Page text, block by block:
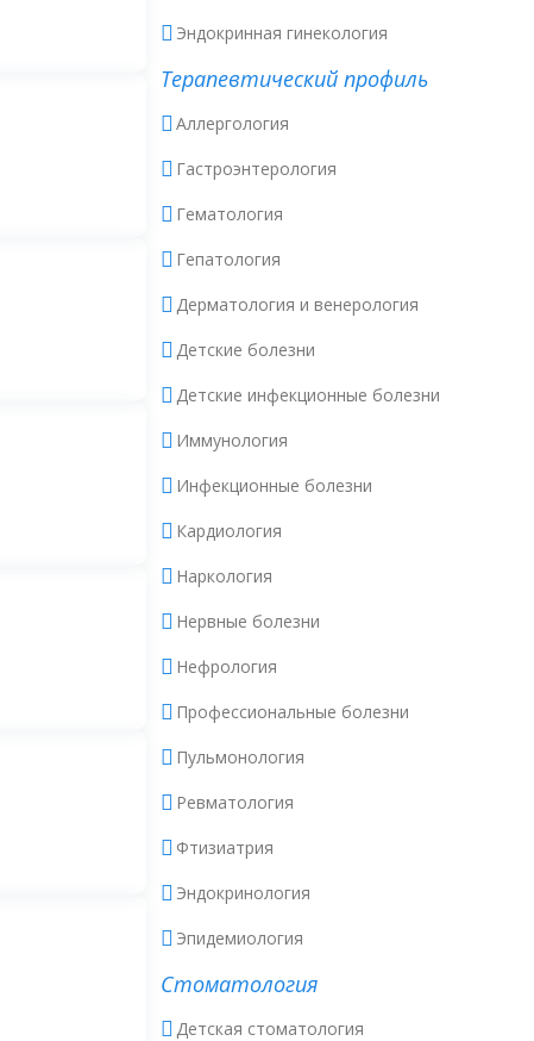
Эндокринная гинекология
Терапевтический профиль
Аллергология
Гастроэнтерология
Гематология
Гепатология
Дерматология и венерология
Детские болезни
Детские инфекционные болезни
Иммунология
Инфекционные болезни
Кардиология
Наркология
Нервные болезни
Нефрология
Профессиональные болезни
Пульмонология
Ревматология
Фтизиатрия
Эндокринология
Эпидемиология
Стоматология
Детская стоматология